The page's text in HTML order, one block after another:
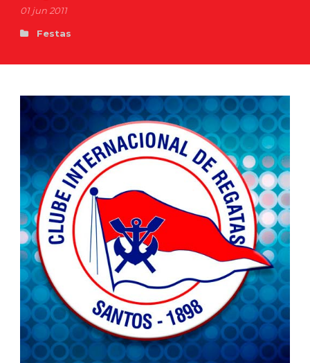
01 jun 2011
Festas